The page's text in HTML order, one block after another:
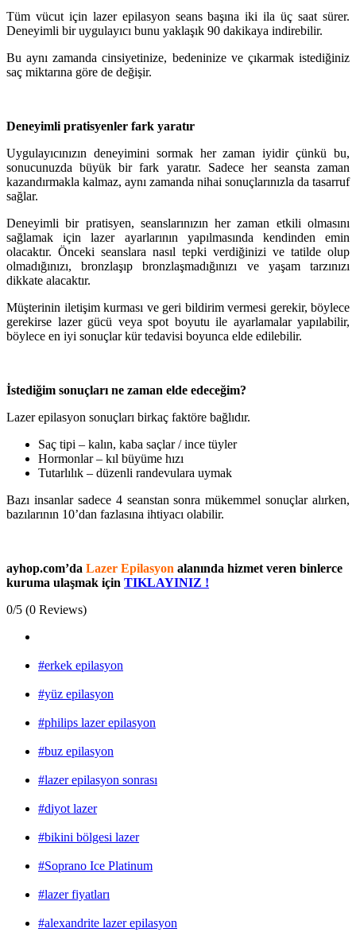
Tüm vücut için lazer epilasyon seans başına iki ila üç saat sürer.
Deneyimli bir uygulayıcı bunu yaklaşık 90 dakikaya indirebilir.
Bu aynı zamanda cinsiyetinize, bedeninize ve çıkarmak istediğiniz
saç miktarına göre de değişir.
Deneyimli pratisyenler fark yaratır
Uygulayıcınızın deneyimini sormak her zaman iyidir çünkü bu,
sonucunuzda büyük bir fark yaratır. Sadece her seansta zaman
kazandırmakla kalmaz, aynı zamanda nihai sonuçlarınızla da tasarruf
sağlar.
Deneyimli bir pratisyen, seanslarınızın her zaman etkili olmasını
sağlamak için lazer ayarlarının yapılmasında kendinden emin
olacaktır. Önceki seanslara nasıl tepki verdiğinizi ve tatilde olup
olmadığınızı, bronzlaşıp bronzlaşmadığınızı ve yaşam tarzınızı
dikkate alacaktır.
Müşterinin iletişim kurması ve geri bildirim vermesi gerekir, böylece
gerekirse lazer gücü veya spot boyutu ile ayarlamalar yapılabilir,
böylece en iyi sonuçlar kür tedavisi boyunca elde edilebilir.
İstediğim sonuçları ne zaman elde edeceğim?
Lazer epilasyon sonuçları birkaç faktöre bağlıdır.
Saç tipi – kalın, kaba saçlar / ince tüyler
Hormonlar – kıl büyüme hızı
Tutarlılık – düzenli randevulara uymak
Bazı insanlar sadece 4 seanstan sonra mükemmel sonuçlar alırken,
bazılarının 10’dan fazlasına ihtiyacı olabilir.
ayhop.com’da Lazer Epilasyon alanında hizmet veren binlerce
kuruma ulaşmak için TIKLAYINIZ !
0/5 (0 Reviews)
#erkek epilasyon
#yüz epilasyon
#philips lazer epilasyon
#buz epilasyon
#lazer epilasyon sonrası
#diyot lazer
#bikini bölgesi lazer
#Soprano Ice Platinum
#lazer fiyatları
#alexandrite lazer epilasyon